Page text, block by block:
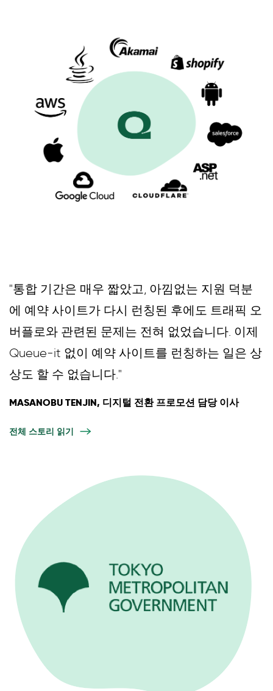
"통합 기간은 매우 짧았고, 아낌없는 지원 덕분
에 예약 사이트가 다시 런칭된 후에도 트래픽 오
버플로와 관련된 문제는 전혀 없었습니다. 이제
Queue-it 없이 예약 사이트를 런칭하는 일은 상
상도 할 수 없습니다."
MASANOBU TENJIN, 디지털 전환 프로모션 담당 이사
전체 스토리 읽기